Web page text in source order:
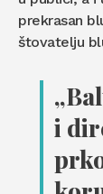
prekrasan
štovatelju
i